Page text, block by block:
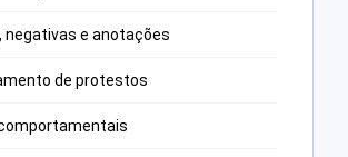
negativas e anotações
de protestos